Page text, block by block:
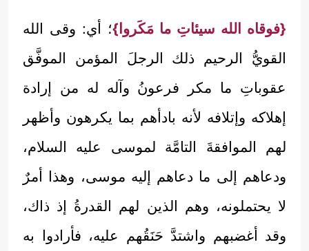
{فوقاه الله سيئاتِ ما مَكَروا}؛ أي: وقى الله
القويُّ الرحيم ذلك الرجلَ المؤمن الموفَّق
عقوباتِ ما مكر فرعونُ وآله له من إرادة
إهلاكه وإتلافه لأنه بادأهم بما يكرهون وأظهر
لهم الموافقةَ التامَّة لموسى عليه السلام،
ودعاهم إلى ما دعاهم إليه موسى، وهذا أمرٌ
لا يحتملونه، وهم الذين لهم القدرةُ إذ ذاك،
وقد أغضبهم واشتدَّ حَنَقُهم عليه، فأرادوا به